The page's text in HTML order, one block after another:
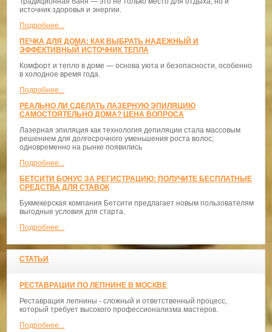
источник здоровья и энергии.
Подробнее...
ПЕЧКА ДЛЯ ДОМА: КАК ВЫБРАТЬ НАДЕЖНЫЙ И
ЭФФЕКТИВНЫЙ ИСТОЧНИК ТЕПЛА
Комфорт и тепло в доме — основа уюта и безопасности, особенно
в холодное время года.
Подробнее...
РЕАЛЬНО ЛИ СДЕЛАТЬ ЛАЗЕРНУЮ ЭПИЛЯЦИЮ
САМОСТОЯТЕЛЬНО ДОМА? ЦЕНА ВОПРОСА
Лазерная эпиляция как технология депиляции стала массовым
решением для долгосрочного уменьшения роста волос;
одновременно на рынке появились
Подробнее...
БЕТСИТИ БОНУС ЗА РЕГИСТРАЦИЮ: ПОЛУЧИТЕ БЕСПЛАТНЫЕ
СРЕДСТВА ДЛЯ СТАВОК
Букмекерская компания Бетсити предлагает новым пользователям
выгодные условия для старта.
Подробнее...
СТАТЬИ
РЕСТАВРАЦИИ ПО ЛЕПНИНЕ В МОСКВЕ
Реставрация лепнины - сложный и ответственный процесс,
который требует высокого профессионализма мастеров.
Подробнее...